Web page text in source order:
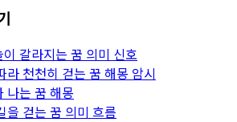
갈라지는 꿈 의미 신호
라 천천히 걷는 꿈 해몽 암시
나는 꿈 해몽
을 걷는 꿈 의미 흐름